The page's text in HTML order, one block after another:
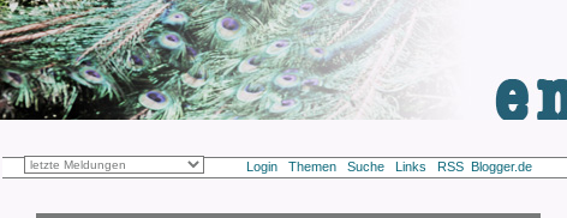
Login Themen Suche Links RSS Blogger.de